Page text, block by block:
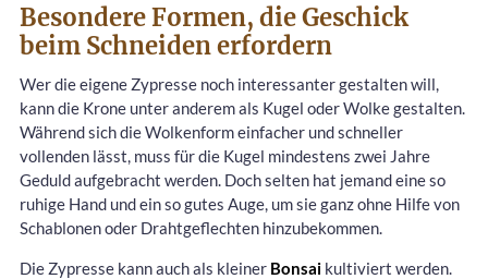
Besondere Formen, die Geschick
beim Schneiden erfordern
Wer die eigene Zypresse noch interessanter gestalten will,
kann die Krone unter anderem als Kugel oder Wolke gestalten.
Während sich die Wolkenform einfacher und schneller
vollenden lässt, muss für die Kugel mindestens zwei Jahre
Geduld aufgebracht werden. Doch selten hat jemand eine so
ruhige Hand und ein so gutes Auge, um sie ganz ohne Hilfe von
Schablonen oder Drahtgeflechten hinzubekommen.
Die Zypresse kann auch als kleiner Bonsai kultiviert werden.